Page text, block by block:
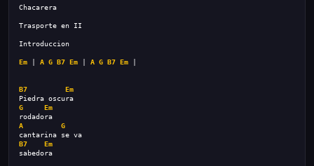
Chacarera
Trasporte en II
Introduccion
Em A G B7 Em A G B7 Em
B7
Em
Piedra oscura
G
Em
rodadora
A
G
cantarina se va
B7
Em
sabedora